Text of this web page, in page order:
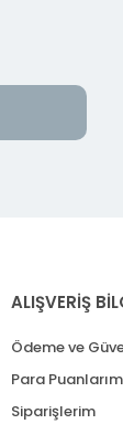
ALIŞVERİŞ
Ödeme ve
Para Puanlarım
Siparişlerim